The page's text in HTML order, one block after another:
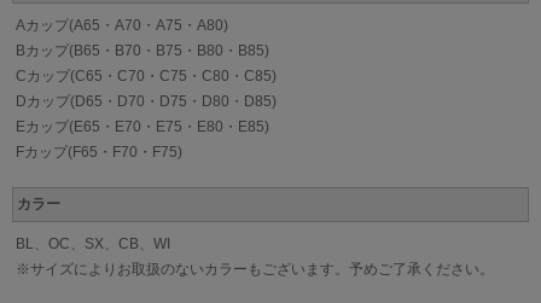
Aカップ(A65・A70・A75・A80)
Bカップ(B65・B70・B75・B80・B85)
Cカップ(C65・C70・C75・C80・C85)
Dカップ(D65・D70・D75・D80・D85)
Eカップ(E65・E70・E75・E80・E85)
Fカップ(F65・F70・F75)
カラー
BL、OC、SX、CB、WI
※サイズによりお取扱のないカラーもございます。予めご了承ください。